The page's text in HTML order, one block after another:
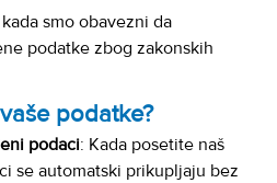
kada smo obavezni da
podatke zbog zakonskih
podatke?
podaci: Kada posetite naš
se automatski prikupljaju bez